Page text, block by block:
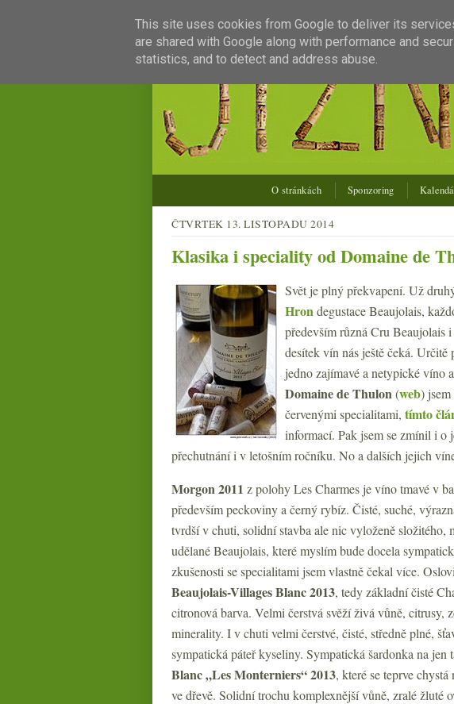
O stránkách Sponzoring
ČTVRTEK 13. LISTOPADU 2014
Klasika i speciality od Domaine de
Svět je plný překvapení. Už
Hrondegustace Beaujolais,
především různá Cru Beaujolais
desítek vín nás ještě čeká.
jedno zajímavé a netypické víno
Domaine de Thulon(web) jsem
červenými specialitami, tímto
informací. Pak jsem se zmínil i o
přechutnání i v letošním ročníku. No a dalších jejich
Morgon 2011 z polohy Les Charmes je víno tmavé v
především peckoviny a černý rybíz. Čisté, suché,
tvrdší v chuti, solidní stavba ale nic vyloženě složitého,
udělané Beaujolais, které myslím bude docela
zkušenosti se specialitami jsem vlastně čekal více.
Beaujolais-Villages Blanc 2013, tedy základní čisté
citronová barva. Velmi čerstvá svěží živá vůně, citrusy,
minerality. I v chuti velmi čerstvé, čisté, středně plné,
sympatická páteř kyseliny. Sympatická šardonka na
Blanc „Les Monterniers“2013, které se teprve
ve dřevě. Solidní trochu komplexnější vůně, zralé žluté
This site uses cookies from Google to deliver its
are shared with Google along with performance and
statistics, and to detect and address abuse.